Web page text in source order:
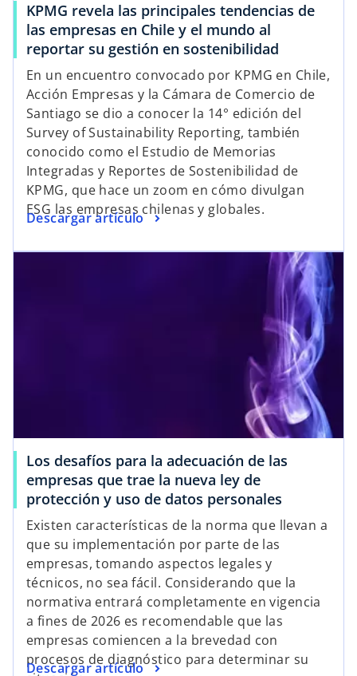
KPMG revela las principales tendencias de
las empresas en Chile y el mundo al
reportar su gestión en sostenibilidad
En un encuentro convocado por KPMG en Chile,
Acción Empresas y la Cámara de Comercio de
Santiago se dio a conocer la 14° edición del
Survey of Sustainability Reporting, también
conocido como el Estudio de Memorias
Integradas y Reportes de Sostenibilidad de
KPMG, que hace un zoom en cómo divulgan
ESG las empresas chilenas y globales.
Descargar artículo
Los desafíos para la adecuación de las
empresas que trae la nueva ley de
protección y uso de datos personales
Existen características de la norma que llevan a
que su implementación por parte de las
empresas, tomando aspectos legales y
técnicos, no sea fácil. Considerando que la
normativa entrará completamente en vigencia
a fines de 2026 es recomendable que las
empresas comiencen a la brevedad con
procesos de diagnóstico para determinar su
Descargar artículo